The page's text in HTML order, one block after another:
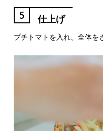
5 仕上げ
プチトマトを入れ、全体を